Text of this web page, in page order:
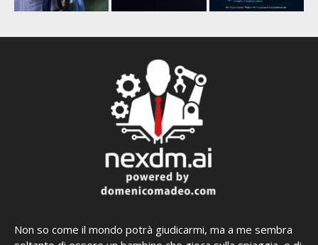
Non so come il mondo potrà giudicarmi, ma a me sembra